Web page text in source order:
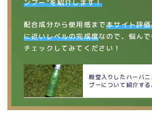
ンプー”を紹介します！
配合成分から使用感まで本サイト評
に近いレベルの完成度なので、悩ん
チェックしてみてください！
殿堂入りしたハーバ
プーについて紹介する